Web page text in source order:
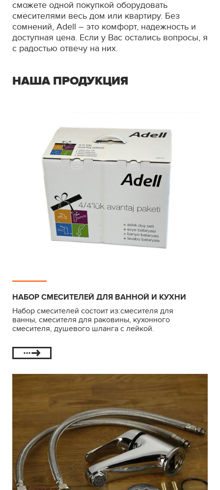
сможете одной покупкой оборудовать
смесителями весь дом или квартиру. Без
сомнений, Adell – это комфорт, надежность и
доступная цена. Если у Вас остались вопросы, я
с радостью отвечу на них.
НАША ПРОДУКЦИЯ
НАБОР СМЕСИТЕЛЕЙ ДЛЯ ВАННОЙ И КУХНИ
Набор смесителей состоит из:смесителя для
ванны, смесителя для раковины, кухонного
смесителя, душевого шланга с лейкой.